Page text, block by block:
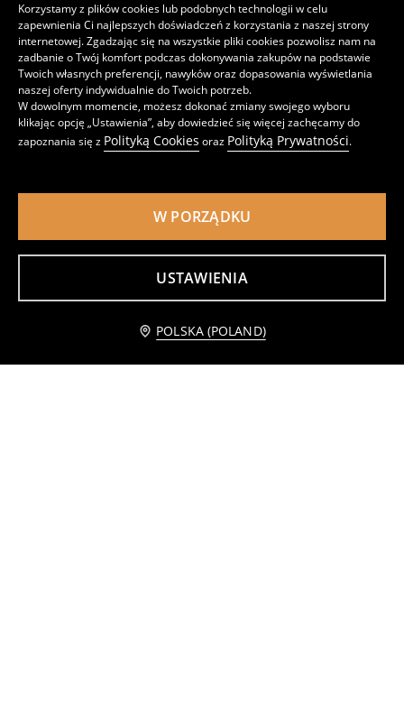
Korzystamy z plików cookies lub podobnych technologii w celu
zapewnienia Ci najlepszych doświadczeń z korzystania z naszej strony
internetowej. Zgadzając się na wszystkie pliki cookies pozwolisz nam na
zadbanie o Twój komfort podczas dokonywania zakupów na podstawie
Twoich własnych preferencji, nawyków oraz dopasowania wyświetlania
naszej oferty indywidualnie do Twoich potrzeb.
W dowolnym momencie, możesz dokonać zmiany swojego wyboru
klikając opcję „Ustawienia”, aby dowiedzieć się więcej zachęcamy do
zapoznania się z Polityką Cookies oraz Polityką Prywatności.
USTAWIENIA
W PORZĄDKU
POLSKA (POLAND)
Wiskozowa kopertowa sukienka midi w paski
19,99 PLN
Cena regularna 49,99 PLN
Najniższa cena z 30 dni przed obniżką 39,99PLN
Spodnie z wiskozą i domieszką lnu
19,99 PLN
Cena regularna49,99 PLN
Najniższa cena z 30 dni przed obniżką 39,99
19,99 PLN